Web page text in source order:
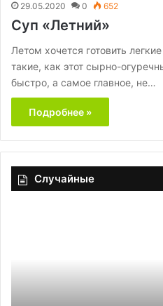
29.05.2020 0 652
Суп «Летний»
Летом хочется готовить
такие, как этот сырно-
быстро, а самое главное, не…
Подробнее »
Случайные